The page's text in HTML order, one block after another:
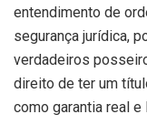
entendimento de
segurança jurídica,
verdadeiros
direito de ter um
como garantia real e